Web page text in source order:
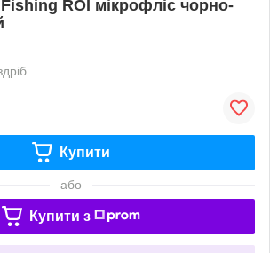
ROI мікрофліс чорно-
Купити
або
Купити з